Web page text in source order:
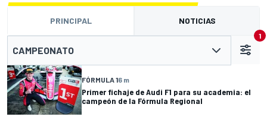
PRINCIPAL NOTICIAS
CAMPEONATO
1
FÓRMULA 16 m
Primer fichaje de Audi F1 para su academia: el
campeón de la Fórmula Regional